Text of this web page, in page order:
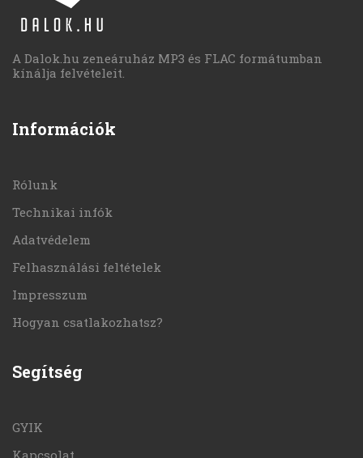
A Dalok.hu zeneáruház MP3 és FLAC formátumban
kínálja felvételeit.
Információk
Rólunk
Technikai infók
Adatvédelem
Felhasználási feltételek
Impresszum
Hogyan csatlakozhatsz?
Segítség
GYIK
Kapcsolat